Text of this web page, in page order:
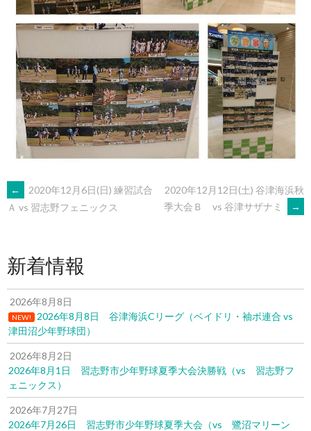
POST
←
2020年12月6日(日) 練習試合
Ａ vs 習志野フェニックス
2020年12月12日(土) 谷津海浜秋
季大会Ｂ vs 谷津サザナミ
→
新着情報
2026年8月8日
NEW!
2026年8月8日 谷津海浜Cリーグ（ベイドリ・袖ボ連合 vs
津田沼少年野球団）
2026年8月2日
2026年8月1日 習志野市少年野球夏季大会決勝戦（vs 習志野フ
ェニックス）
2026年7月27日
2026年7月26日 習志野市少年野球夏季大会（vs 鷺沼マリーン